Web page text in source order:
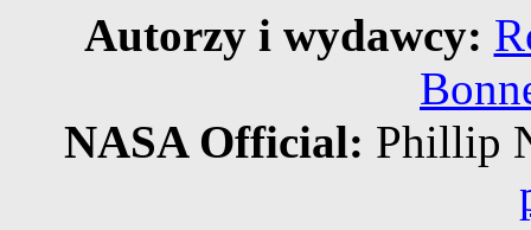
Autorzy i wydawcy:
NASA Official: Phillip